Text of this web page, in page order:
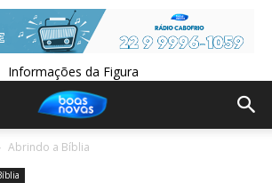
Informações da Figura
Abrindo a Bíblia